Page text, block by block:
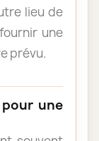
lieu de
une
prévu.
une